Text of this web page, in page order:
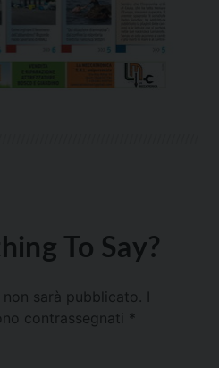
To Say?
non sarà pubblicato.
contrassegnati *